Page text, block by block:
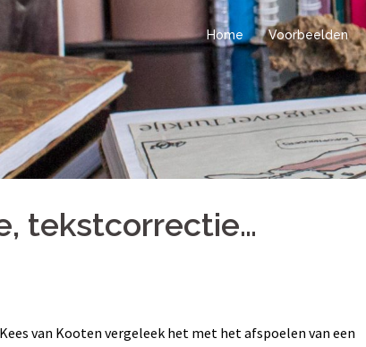
Home Voorbeelden
tekstcorrectie…
van Kooten vergeleek het met het afspoelen van een